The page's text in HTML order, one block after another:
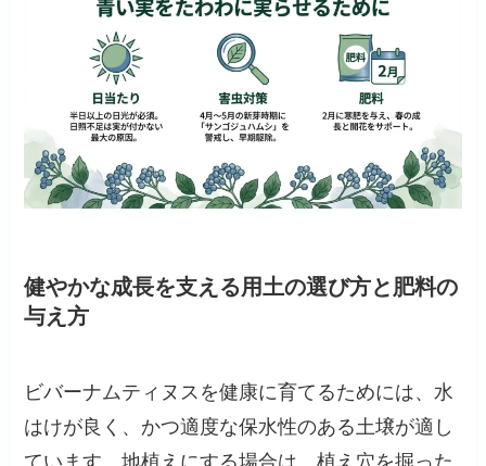
健やかな成長を支える用土の選び方と肥料の
与え方
ビバーナムティヌスを健康に育てるためには、水
はけが良く、かつ適度な保水性のある土壌が適し
ています。地植えにする場合は、植え穴を掘った